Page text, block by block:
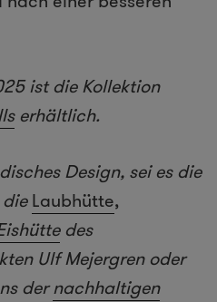
ist die Kollektion
erhältlich.
Design, sei es die
Laubhütte,
des
Ulf Mejergren oder
dernachhaltigen